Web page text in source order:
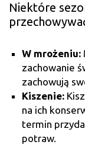
Niektóre
W mrożeniu:
zachowanie
zachowują
Kiszenie:
na ich
termin
potraw.